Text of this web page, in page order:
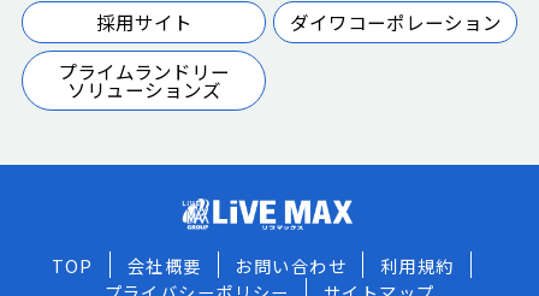
採用サイト
ダイワコーポレーション
プライムランドリー
ソリューションズ
TOP 会社概要 お問い合わせ
利用規約